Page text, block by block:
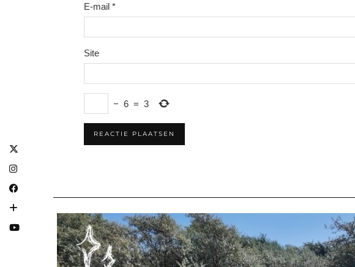
E-mail *
Site
− 6 = 3